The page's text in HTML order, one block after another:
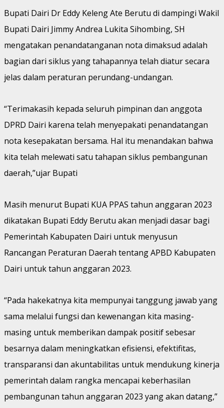
Bupati Dairi Dr Eddy Keleng Ate Berutu di dampingi Wakil
Bupati Dairi Jimmy Andrea Lukita Sihombing, SH
mengatakan penandatanganan nota dimaksud adalah
bagian dari siklus yang tahapannya telah diatur secara
jelas dalam peraturan perundang-undangan.
“Terimakasih kepada seluruh pimpinan dan anggota
DPRD Dairi karena telah menyepakati penandatangan
nota kesepakatan bersama. Hal itu menandakan bahwa
kita telah melewati satu tahapan siklus pembangunan
daerah,”ujar Bupati
Masih menurut Bupati KUA PPAS tahun anggaran 2023
dikatakan Bupati Eddy Berutu akan menjadi dasar bagi
Pemerintah Kabupaten Dairi untuk menyusun
Rancangan Peraturan Daerah tentang APBD Kabupaten
Dairi untuk tahun anggaran 2023.
“Pada hakekatnya kita mempunyai tanggung jawab yang
sama melalui fungsi dan kewenangan kita masing-
masing untuk memberikan dampak positif sebesar
besarnya dalam meningkatkan efisiensi, efektifitas,
transparansi dan akuntabilitas untuk mendukung kinerja
pemerintah dalam rangka mencapai keberhasilan
pembangunan tahun anggaran 2023 yang akan datang,”